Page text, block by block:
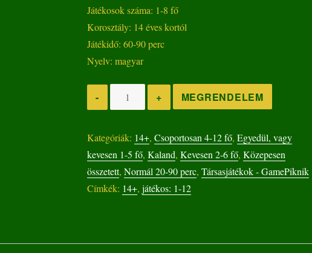
Játékosok száma: 1-8 fő
Korosztály: 14 éves kortól
Játékidő: 60-90 perc
Nyelv: magyar
-
dolog
A
társasjáték
mennyiség
+ MEGRENDELEM
Kategóriák: 14+,Csoportosan 4-12 fő,Egyedül, vagy
kevesen 1-5 fő,Kaland,Kevesen 2-6 fő,Közepesen
összetett,Normál 20-90 perc,Társasjátékok - GamePiknik
Címkék: 14+,játékos: 1-12